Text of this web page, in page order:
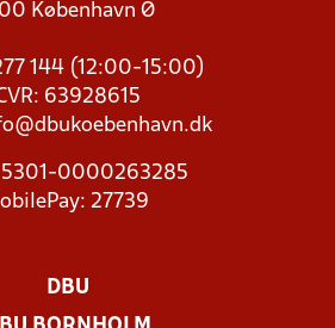
København Ø
144 (12:00-15:00)
63928615
5301-0000263285
27739
DBU